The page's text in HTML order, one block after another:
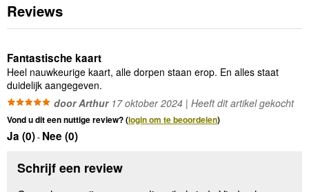
Reviews
Fantastische kaart
Heel nauwkeurige kaart, alle dorpen staan erop. En alles staat
duidelijk aangegeven.
door Arthur17 oktober 2024 | Heeft dit artikel gekocht
Vond u dit een nuttige review? (login om te beoordelen)
Ja (0)- Nee (0)
Schrijf een review